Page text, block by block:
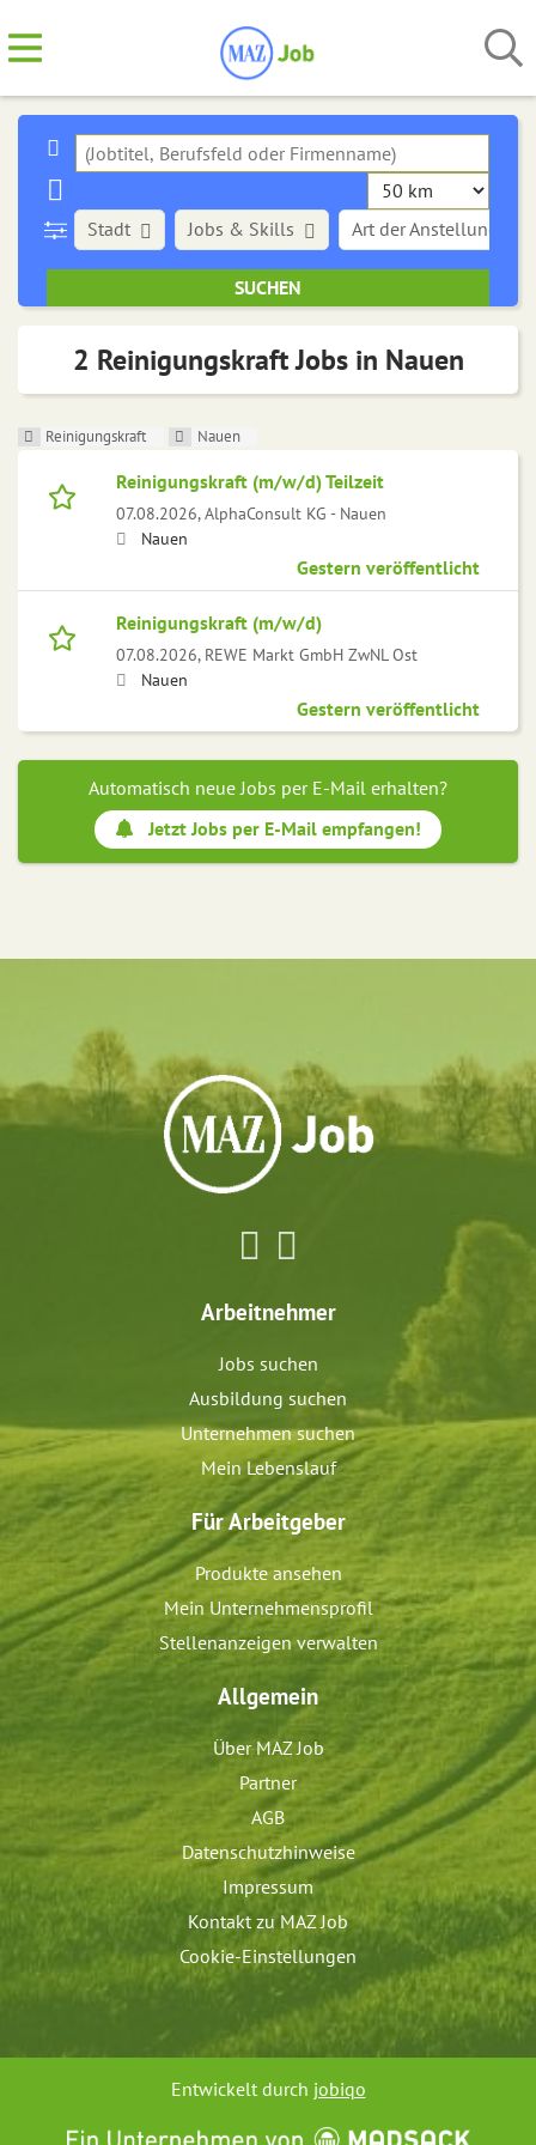
Stadt Art der Anstellung
Jobs & Skills
2 Reinigungskraft Jobs in Nauen
Reinigungskraft Nauen
Reinigungskraft (m/w/d) Teilzeit
07.08.2026,AlphaConsult KG - Nauen
Nauen
Gestern veröffentlicht
Reinigungskraft (m/w/d)
07.08.2026, REWE Markt GmbH ZwNL Ost
Nauen
Gestern veröffentlicht
Automatisch neue Jobs per E-Mail erhalten?
Jetzt Jobs per E-Mail empfangen!
Arbeitnehmer
Jobs suchen
Ausbildung suchen
Unternehmen suchen
Mein Lebenslauf
Für Arbeitgeber
Produkte ansehen
Mein Unternehmensprofil
Stellenanzeigen verwalten
Allgemein
Über MAZ Job
Partner
AGB
Datenschutzhinweise
Impressum
Kontakt zu MAZ Job
Cookie-Einstellungen
Entwickelt durch jobiqo